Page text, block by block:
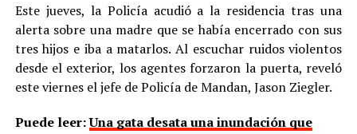
Este jueves, la Policía acudió a la residencia tras una
alerta sobre una madre que se había encerrado con sus
tres hijos e iba a matarlos. Al escuchar ruidos violentos
desde el exterior, los agentes forzaron la puerta, reveló
este viernes el jefe de Policía de Mandan, Jason Ziegler.
Puede leer:Una gata desata una inundación que